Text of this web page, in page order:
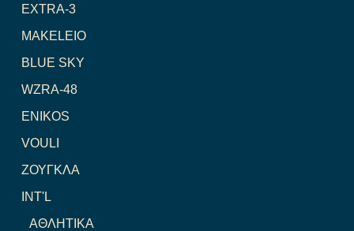
EXTRA-3
MAKELEIO
BLUE SKY
WZRA-48
ENIKOS
VOULI
ΖΟΥΓΚΛΑ
INT'L
ΑΘΛΗΤΙΚΑ